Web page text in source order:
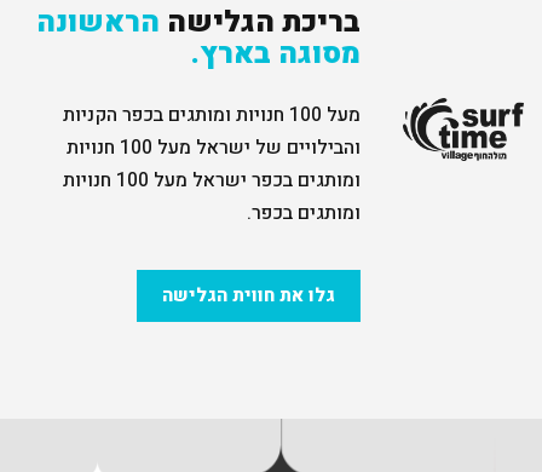
בריכת הגלישה הראשונה
מסוגה בארץ.
מעל 100 חנויות ומותגים בכפר הקניות
והבילויים של ישראל מעל 100 חנויות
ומותגים בכפר ישראל מעל 100 חנויות
ומותגים בכפר.
גלו את חווית הגלישה